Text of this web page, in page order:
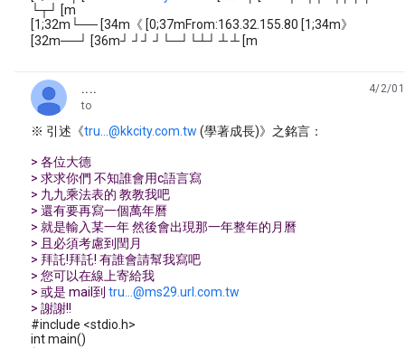
└┬┘ [m
[1;32m└── [34m《 [0;37mFrom:163.32.155.80 [1;34m》
[32m──┘ [36m┘ ┘┘ ┘└─┘└┴┘ ┴ ┴ [m
....
unread,
4/2/01
to
※ 引述《tru...@kkcity.com.tw (學著成長)》之銘言：
> 各位大德
> 求求你們 不知誰會用c語言寫
> 九九乘法表的 教教我吧
> 還有要再寫一個萬年曆
> 就是輸入某一年 然後會出現那一年整年的月曆
> 且必須考慮到閏月
> 拜託!拜託! 有誰會請幫我寫吧
> 您可以在線上寄給我
> 或是 mail到 tru...@ms29.url.com.tw
> 謝謝!!
#include <stdio.h>
int main()